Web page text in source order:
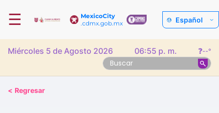
MexicoCity
.cdmx.gob.mx
☰ Español
Miércoles 5 de Agosto 2026 06:55 p. m. ❓--°
< Regresar